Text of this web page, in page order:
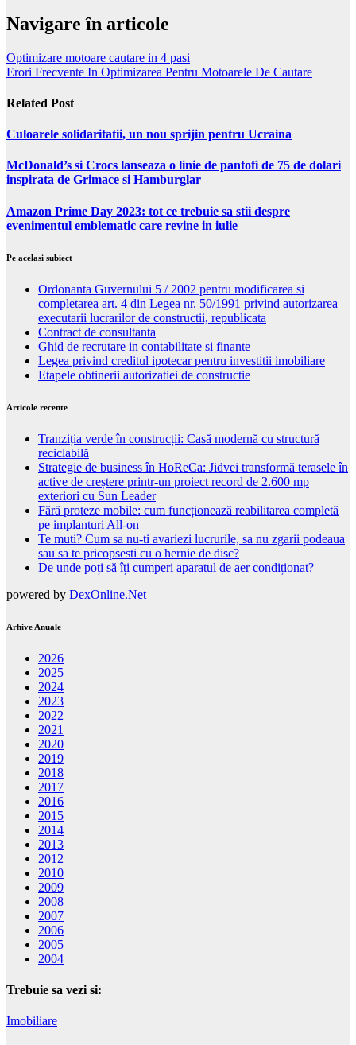
Navigare în articole
Optimizare motoare cautare in 4 pasi
Erori Frecvente In Optimizarea Pentru Motoarele De Cautare
Related Post
Culoarele solidaritatii, un nou sprijin pentru Ucraina
McDonald’s si Crocs lanseaza o linie de pantofi de 75 de dolari
inspirata de Grimace si Hamburglar
Amazon Prime Day 2023: tot ce trebuie sa stii despre
evenimentul emblematic care revine in iulie
Pe acelasi subiect
Ordonanta Guvernului 5 / 2002 pentru modificarea si
completarea art. 4 din Legea nr. 50/1991 privind autorizarea
executarii lucrarilor de constructii, republicata
Contract de consultanta
Ghid de recrutare in contabilitate si finante
Legea privind creditul ipotecar pentru investitii imobiliare
Etapele obtinerii autorizatiei de constructie
Articole recente
Tranziția verde în construcții: Casă modernă cu structură
reciclabilă
Strategie de business în HoReCa: Jidvei transformă terasele în
active de creștere printr-un proiect record de 2.600 mp
exteriori cu Sun Leader
Fără proteze mobile: cum funcționează reabilitarea completă
pe implanturi All-on
Te muti? Cum sa nu-ti avariezi lucrurile, sa nu zgarii podeaua
sau sa te pricopsesti cu o hernie de disc?
De unde poți să îți cumperi aparatul de aer condiționat?
powered by DexOnline.Net
Arhive Anuale
2026
2025
2024
2023
2022
2021
2020
2019
2018
2017
2016
2015
2014
2013
2012
2010
2009
2008
2007
2006
2005
2004
Trebuie sa vezi si:
Imobiliare